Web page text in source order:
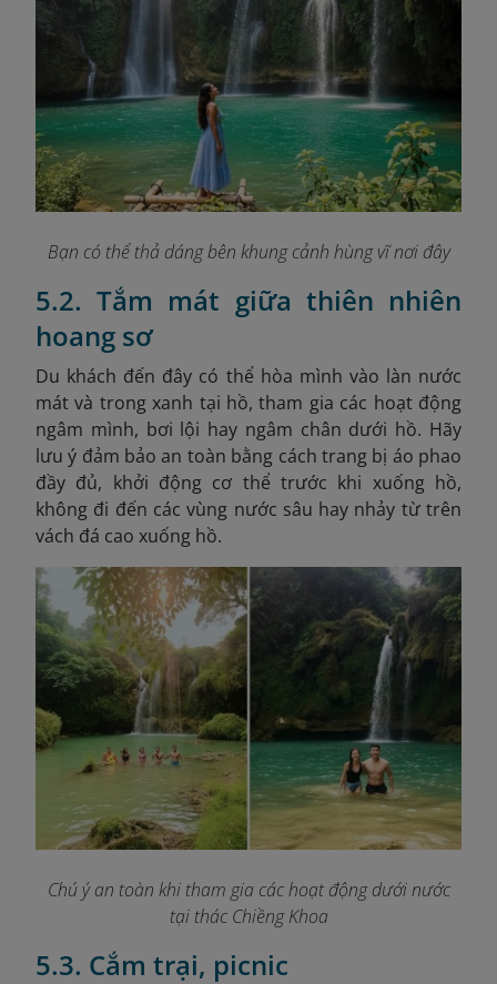
Bạn có thể thả dáng bên khung cảnh hùng vĩ nơi đây
5.2. Tắm mát giữa thiên nhiên
hoang sơ
Du khách đến đây có thể hòa mình vào làn nước
mát và trong xanh tại hồ, tham gia các hoạt động
ngâm mình, bơi lội hay ngâm chân dưới hồ. Hãy
lưu ý đảm bảo an toàn bằng cách trang bị áo phao
đầy đủ, khởi động cơ thể trước khi xuống hồ,
không đi đến các vùng nước sâu hay nhảy từ trên
vách đá cao xuống hồ.
Chú ý an toàn khi tham gia các hoạt động dưới nước
tại thác Chiềng Khoa
5.3. Cắm trại, picnic